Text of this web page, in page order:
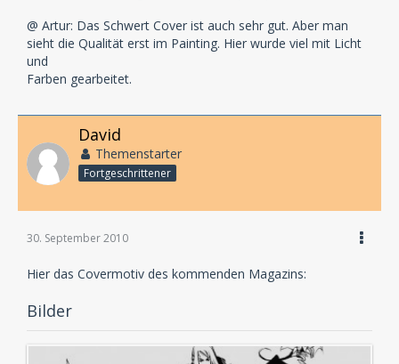
@ Artur: Das Schwert Cover ist auch sehr gut. Aber man
sieht die Qualität erst im Painting. Hier wurde viel mit Licht
und
Farben gearbeitet.
David
Themenstarter
Fortgeschrittener
30. September 2010
Hier das Covermotiv des kommenden Magazins:
Bilder